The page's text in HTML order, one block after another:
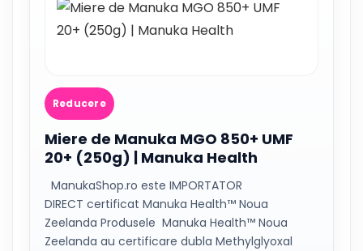
Reducere
Miere de Manuka MGO 850+ UMF
20+ (250g) | Manuka Health
ManukaShop.ro este IMPORTATOR
DIRECT certificat Manuka Health™ Noua
Zeelanda Produsele Manuka Health™ Noua
Zeelanda au certificare dubla Methylglyoxal